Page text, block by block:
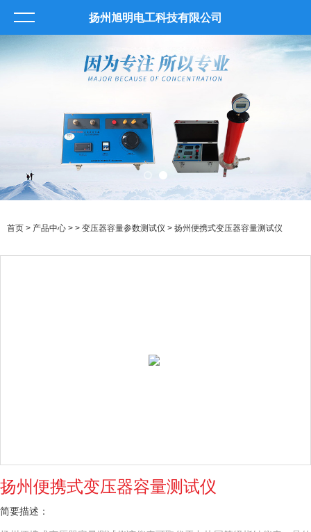
扬州旭明电工科技有限公司
首页 > 产品中心 > > 变压器容量参数测试仪 > 扬州便携式变压器容量测试仪
扬州便携式变压器容量测试仪
简要描述：